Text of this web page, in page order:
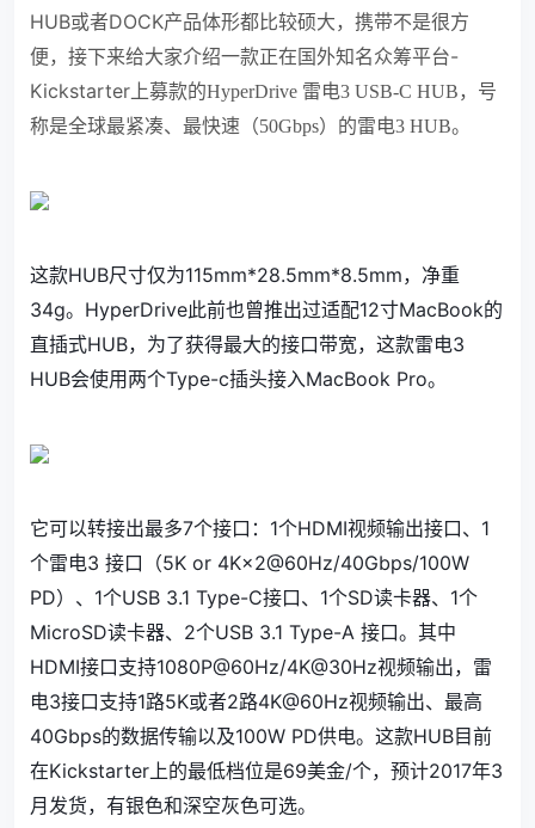
HUB或者DOCK产品体形都比较硕大，携带不是很方
便，接下来给大家介绍一款正在国外知名众筹平台-
Kickstarter上募款的HyperDrive 雷电3 USB-C HUB，号
称是全球最紧凑、最快速（50Gbps）的雷电3 HUB。
这款HUB尺寸仅为115mm*28.5mm*8.5mm，净重
34g。HyperDrive此前也曾推出过适配12寸MacBook的
直插式HUB，为了获得最大的接口带宽，这款雷电3
HUB会使用两个Type-c插头接入MacBook Pro。
它可以转接出最多7个接口：1个HDMI视频输出接口、1
个雷电3 接口（5K or 4K×2@60Hz/40Gbps/100W
PD）、1个USB 3.1 Type-C接口、1个SD读卡器、1个
MicroSD读卡器、2个USB 3.1 Type-A 接口。其中
HDMI接口支持1080P@60Hz/4K@30Hz视频输出，雷
电3接口支持1路5K或者2路4K@60Hz视频输出、最高
40Gbps的数据传输以及100W PD供电。这款HUB目前
在Kickstarter上的最低档位是69美金/个，预计2017年3
月发货，有银色和深空灰色可选。